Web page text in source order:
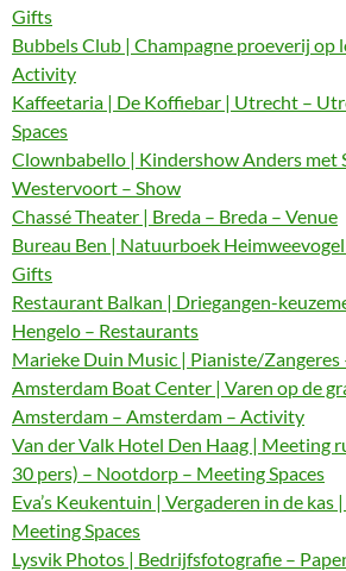
Gifts
Bubbels Club | Champagne proeverij op
Activity
Kaffeetaria | De Koffiebar | Utrecht –
Spaces
Clownbabello | Kindershow Anders met
Westervoort – Show
Chassé Theater | Breda – Breda – Venue
Bureau Ben | Natuurboek
Gifts
Restaurant Balkan | Driegangen-
Hengelo – Restaurants
Marieke Duin Music | Pianiste/Zangeres
Amsterdam Boat Center | Varen op de
Amsterdam – Amsterdam – Activity
Van der Valk Hotel Den Haag | Meeting
30 pers) – Nootdorp – Meeting Spaces
Eva’s Keukentuin | Vergaderen in de kas
Meeting Spaces
Lysvik Photos | Bedrijfsfotografie –